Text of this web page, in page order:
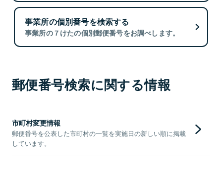
事業所の個別番号を検索する
事業所の７けたの個別郵便番号をお調べします。
郵便番号検索に関する情報
市町村変更情報
郵便番号を公表した市町村の一覧を実施日の新しい順に掲載
しています。